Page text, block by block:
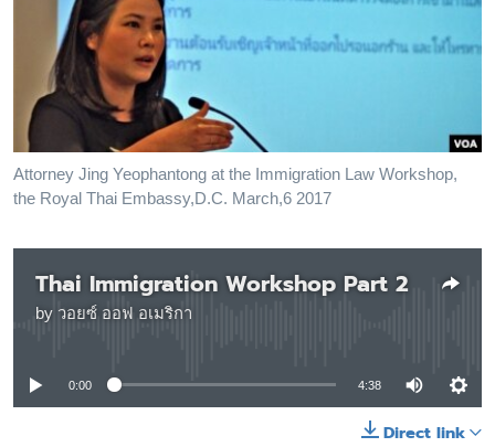
พอดคาสต์
ติดตามเรา
เลือกภาษา
Attorney Jing Yeophantong at the Immigration Law Workshop,
the Royal Thai Embassy,D.C. March,6 2017
Thai Immigration Workshop Part 2
by วอยซ์ ออฟ อเมริกา
No media source currently available
0:00 4:38
Direct link